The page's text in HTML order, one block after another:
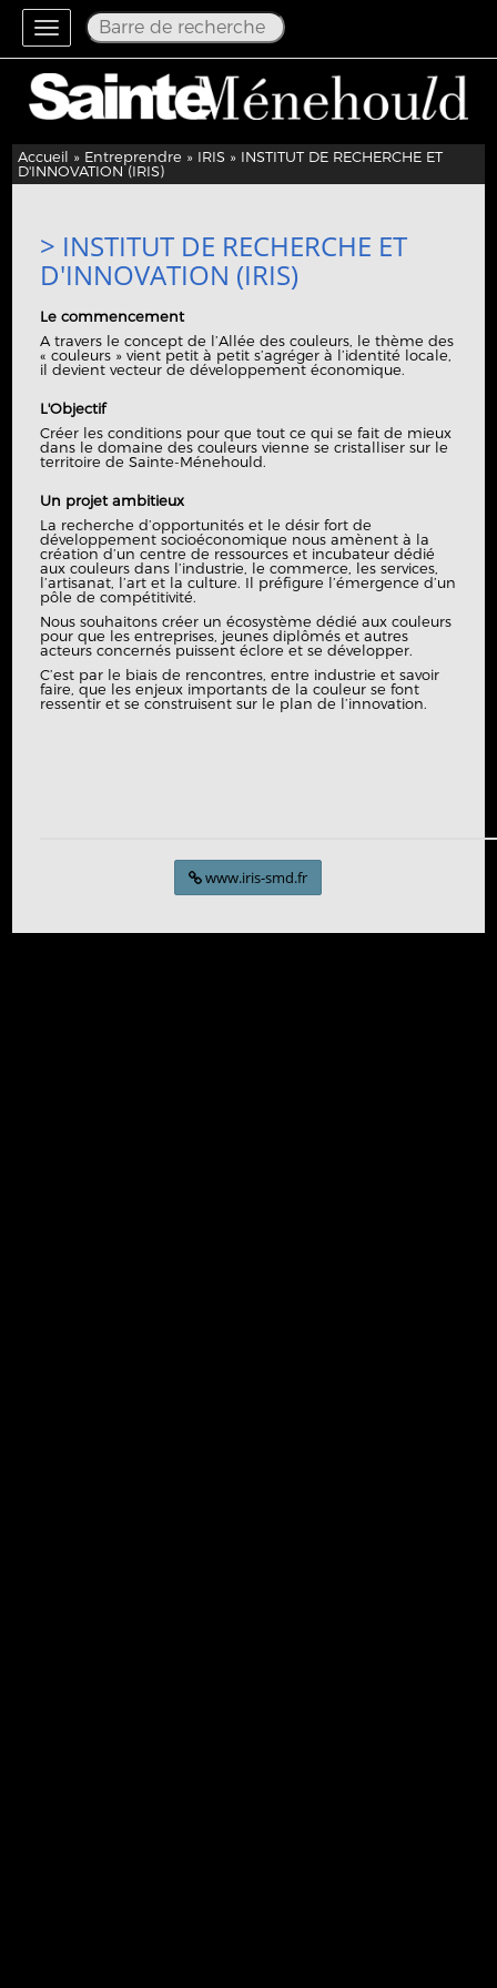
Toggle
navigation
Accueil » Entreprendre » IRIS » INSTITUT DE RECHERCHE ET
D'INNOVATION (IRIS)
> INSTITUT DE RECHERCHE ET
D'INNOVATION (IRIS)
Le commencement
A travers le concept de l’Allée des couleurs, le thème des
« couleurs » vient petit à petit s’agréger à l’identité locale,
il devient vecteur de développement économique.
L'Objectif
Créer les conditions pour que tout ce qui se fait de mieux
dans le domaine des couleurs vienne se cristalliser sur le
territoire de Sainte-Ménehould.
Un projet ambitieux
La recherche d’opportunités et le désir fort de
développement socioéconomique nous amènent à la
création d’un centre de ressources et incubateur dédié
aux couleurs dans l’industrie, le commerce, les services,
l’artisanat, l’art et la culture. Il préfigure l’émergence d’un
pôle de compétitivité.
Nous souhaitons créer un écosystème dédié aux couleurs
pour que les entreprises, jeunes diplômés et autres
acteurs concernés puissent éclore et se développer.
C’est par le biais de rencontres, entre industrie et savoir
faire, que les enjeux importants de la couleur se font
ressentir et se construisent sur le plan de l’innovation.
www.iris-smd.fr